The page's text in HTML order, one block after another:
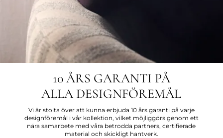
10 ÅRS GARANTI PÅ
ALLA DESIGNFÖREMÅL
Vi är stolta över att kunna erbjuda 10 års garanti på varje
designföremål i vår kollektion, vilket möjliggörs genom ett
nära samarbete med våra betrodda partners, certifierade
material och skickligt hantverk.